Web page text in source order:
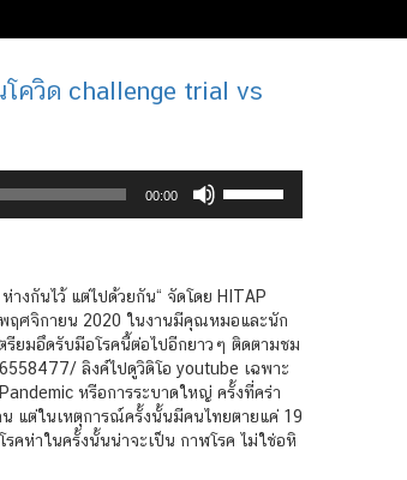
โควิด challenge trial vs
00:00
increase
or
decrease
volume.
งกันไว้ แต่ไปด้วยกัน“ จัดโดย HITAP
ฤศจิกายน 2020 ในงานมีคุณหมอและนัก
รียมอึดรับมือโรคนี้ต่อไปอีกยาวๆ ติดตามชม
ลิงค์ไปดูวิดิโอ youtube เฉพาะ
หรือการระบาดใหญ่ ครั้งที่คร่า
แต่ในเหตุการณ์ครั้งนั้นมีคนไทยตายแค่ 19
รคห่าในครั้งนั้นน่าจะเป็น กาฬโรค ไม่ใช่อหิ